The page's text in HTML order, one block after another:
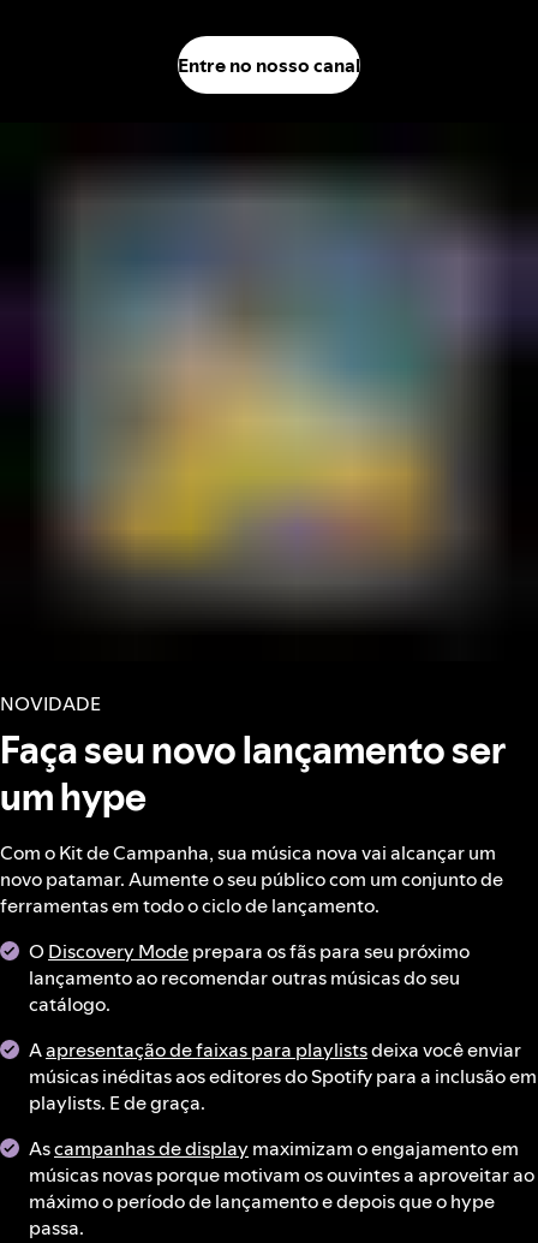
Entre no nosso canal
NOVIDADE
Faça seu novo lançamento ser
um hype
Com o Kit de Campanha, sua música nova vai alcançar um
novo patamar. Aumente o seu público com um conjunto de
ferramentas em todo o ciclo de lançamento.
ODiscovery Modeprepara os fãs para seu próximo
lançamento ao recomendar outras músicas do seu
catálogo.
Aapresentação de faixas para playlistsdeixa você enviar
músicas inéditas aos editores do Spotify para a inclusão em
playlists. E de graça.
Ascampanhas de display maximizam o engajamento em
músicas novas porque motivam os ouvintes a aproveitar ao
máximo o período de lançamento e depois que o hype
passa.